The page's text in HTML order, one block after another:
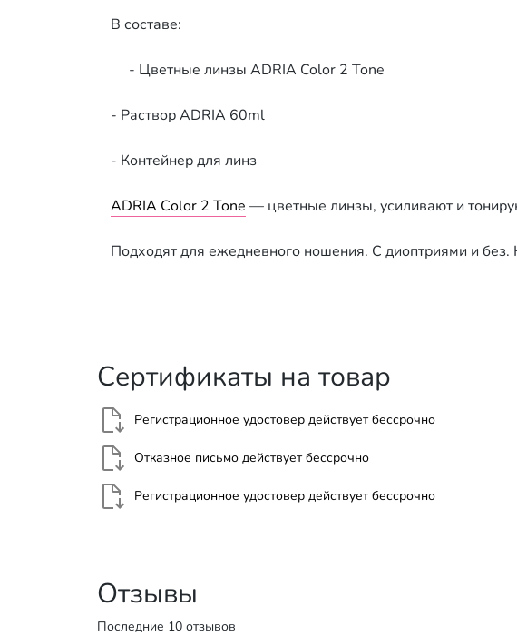
В составе:
- Цветные линзы ADRIA Color 2 Tone
- Раствор ADRIA 60ml
- Контейнер для линз
ADRIA Сolor 2 Tone — цветные линзы, усиливают и
Подходят для ежедневного ношения. С диоптриями и без.
Сертификаты на товар
Регистрационное удостовер действуетбессрочно
Отказное письмо действуетбессрочно
Регистрационное удостовер действуетбессрочно
Отзывы
Последние 10 отзывов